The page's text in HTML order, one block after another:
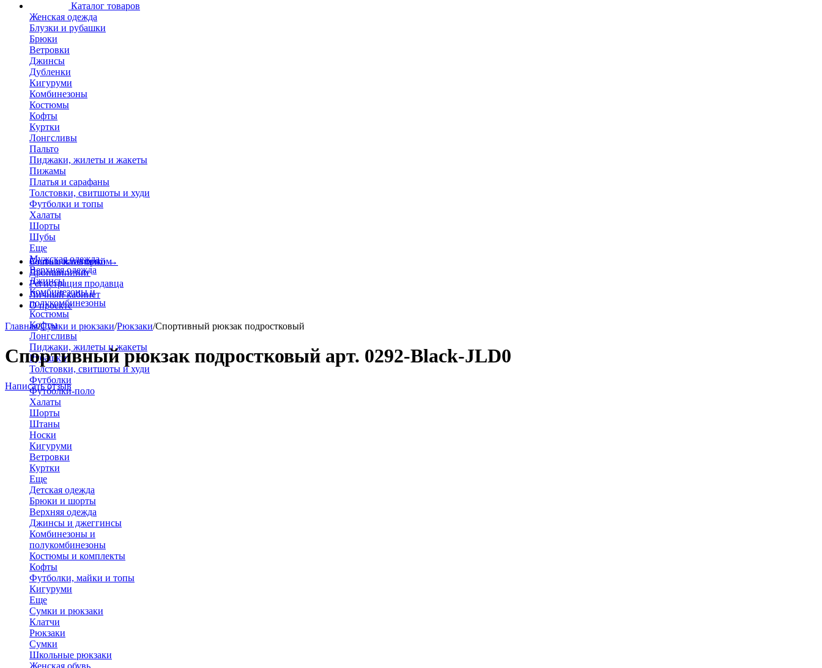
Каталог товаров
Женская одежда
Блузки и рубашки
Брюки
Ветровки
Джинсы
Дубленки
Кигуруми
Комбинезоны
Костюмы
Кофты
Куртки
Лонгсливы
Пальто
Пиджаки, жилеты и жакеты
Пижамы
Платья и сарафаны
Толстовки, свитшоты и худи
Футболки и топы
Халаты
Шорты
Шубы
Еще
Мужская одежда
Верхняя одежда
Джинсы
Комбинезоны и
полукомбинезоны
Костюмы
Кофты
Лонгсливы
Пиджаки, жилеты и жакеты
Рубашки
Толстовки, свитшоты и худи
Футболки
Футболки-поло
Халаты
Шорты
Штаны
Носки
Кигуруми
Ветровки
Куртки
Еще
Детская одежда
Брюки и шорты
Верхняя одежда
Джинсы и джеггинсы
Комбинезоны и
полукомбинезоны
Костюмы и комплекты
Кофты
Футболки, майки и топы
Кигуруми
Еще
Сумки и рюкзаки
Клатчи
Рюкзаки
Сумки
Школьные рюкзаки
Женская обувь
Больше категорий→
Стать поставщиком
Дропшиппинг
Регистрация продавца
Личный кабинет
О проекте
Главная/Сумки и рюкзаки/Рюкзаки/Спортивный рюкзак подростковый
Спортивный рюкзак подростковый арт. 0292-Black-JLD0
Написать отзыв